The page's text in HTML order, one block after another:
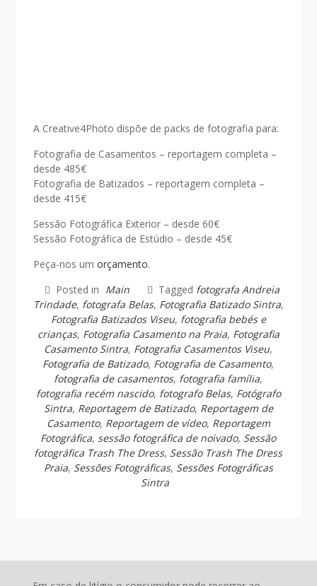
A Creative4Photo dispõe de packs de fotografia para:
Fotografia de Casamentos – reportagem completa –
desde 485€
Fotografia de Batizados – reportagem completa –
desde 415€
Sessão Fotográfica Exterior – desde 60€
Sessão Fotográfica de Estúdio – desde 45€
Peça-nos um orçamento.
Posted in Main Tagged fotografa Andreia
Trindade, fotografa Belas, Fotografia Batizado Sintra,
Fotografia Batizados Viseu, fotografia bebés e
crianças, Fotografia Casamento na Praia, Fotografia
Casamento Sintra, Fotografia Casamentos Viseu,
Fotografia de Batizado, Fotografia de Casamento,
fotografia de casamentos, fotografia família,
fotografia recém nascido, fotografo Belas, Fotógrafo
Sintra, Reportagem de Batizado, Reportagem de
Casamento, Reportagem de vídeo, Reportagem
Fotográfica, sessão fotográfica de noivado, Sessão
fotográfica Trash The Dress, Sessão Trash The Dress
Praia, Sessões Fotográficas, Sessões Fotográficas
Sintra